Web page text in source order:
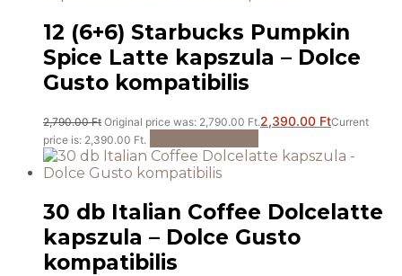
12 (6+6) Starbucks Pumpkin
Spice Latte kapszula – Dolce
Gusto kompatibilis
2,790.00Ft Original price was: 2,790.00 Ft.2,390.00 FtCurrent
price is: 2,390.00 Ft.
30 db Italian Coffee Dolcelatte
kapszula – Dolce Gusto
kompatibilis